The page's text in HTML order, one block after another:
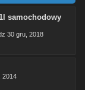
samochodowy
30 gru, 2018
2014